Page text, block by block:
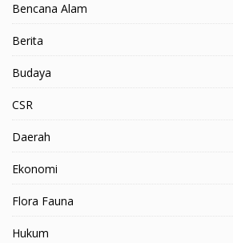
Bencana Alam
Berita
Budaya
CSR
Daerah
Ekonomi
Flora Fauna
Hukum